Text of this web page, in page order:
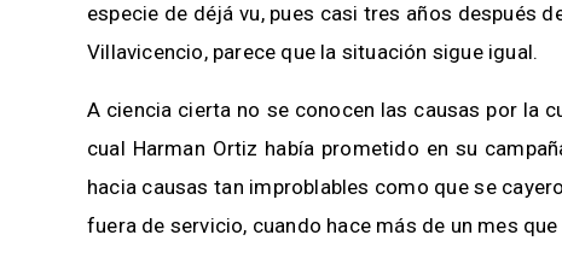
especie de déjá vu, pues casi tres años después
Villavicencio, parece que la situación sigue igual.
A ciencia cierta no se conocen las causas por la
cual Harman Ortiz había prometido en su
hacia causas tan improblables como que se
fuera de servicio, cuando hace más de un mes